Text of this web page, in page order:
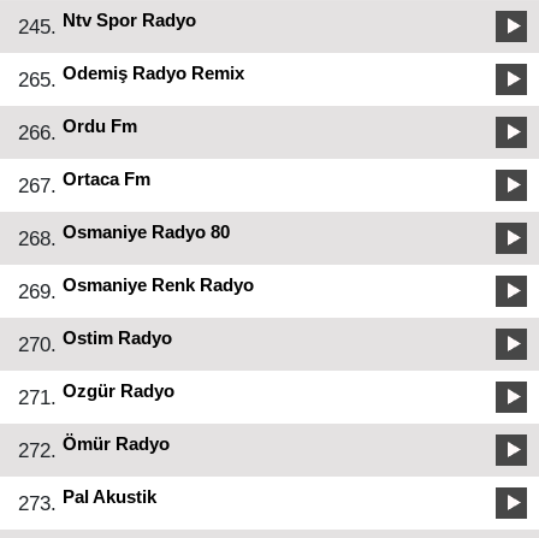
245. Ntv Spor Radyo
265. Odemiş Radyo Remix
266. Ordu Fm
267. Ortaca Fm
268. Osmaniye Radyo 80
269. Osmaniye Renk Radyo
270. Ostim Radyo
271. Ozgür Radyo
272. Ömür Radyo
273. Pal Akustik